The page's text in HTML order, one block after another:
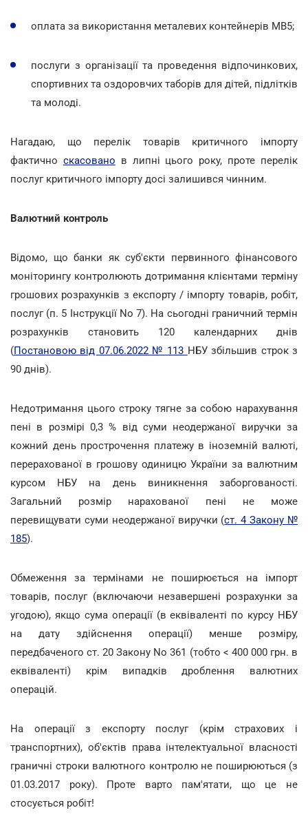
оплата за використання металевих контейнерів МВ5;
послуги з організації та проведення відпочинкових,
спортивних та оздоровчих таборів для дітей, підлітків
та молоді.
Нагадаю, що перелік товарів критичного імпорту
фактично скасовано в липні цього року, проте перелік
послуг критичного імпорту досі залишився чинним.
Валютний контроль
Відомо, що банки як суб'єкти первинного фінансового
моніторингу контролюють дотримання клієнтами терміну
грошових розрахунків з експорту / імпорту товарів, робіт,
послуг (п. 5 Інструкції No 7). На сьогодні граничний термін
розрахунків становить 120 календарних днів
(Постановою від 07.06.2022 № 113 НБУ збільшив строк з
90 днів).
Недотримання цього строку тягне за собою нарахування
пені в розмірі 0,3 % від суми неодержаної виручки за
кожний день прострочення платежу в іноземній валюті,
перерахованої в грошову одиницю України за валютним
курсом НБУ на день виникнення заборгованості.
Загальний розмір нарахованої пені не може
перевищувати суми неодержаної виручки (ст. 4 Закону №
185).
Обмеження за термінами не поширюється на імпорт
товарів, послуг (включаючи незавершені розрахунки за
угодою), якщо сума операції (в еквіваленті по курсу НБУ
на дату здійснення операції) менше розміру,
передбаченого ст. 20 Закону No 361 (тобто < 400 000 грн. в
еквіваленті) крім випадків дроблення валютних
операцій.
На операції з експорту послуг (крім страхових і
транспортних), об'єктів права інтелектуальної власності
граничні строки валютного контролю не поширюються (з
01.03.2017 року). Проте варто пам'ятати, що це не
стосується робіт!